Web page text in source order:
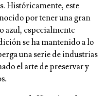
Históricamente, este
por tener una gran
azul, especialmente
se ha mantenido a lo
una serie de industrias
el arte de preservar y